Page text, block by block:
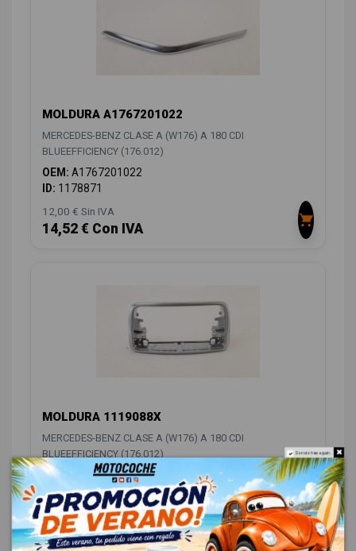
MOLDURA A1767201022
MERCEDES-BENZ CLASE A (W176) A 180 CDI
BLUEEFFICIENCY (176.012)
OEM: A1767201022
ID: 1178871
12,00 € Sin IVA
14,52 € Con IVA
MOLDURA 1119088X
MERCEDES-BENZ CLASE A (W176) A 180 CDI
BLUEEFFICIENCY (176.012)
OEM:
1119088X
ID:1178876
18,00 € Sin IVA
21,78 € Con IVA
Do not show again.